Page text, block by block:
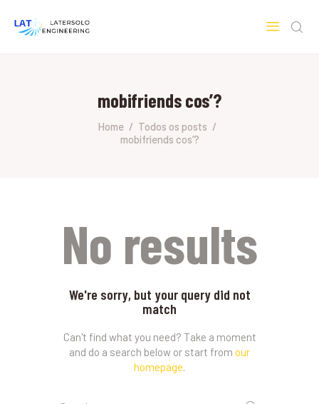
mobifriends cos’?
Home
Todos os posts
mobifriends cos’?
SOBRE A LATERSOLO
ENGINEERING
No results
We're sorry, but your query did not
match
Can't find what you need? Take a moment
and do a search below or start from our
homepage.